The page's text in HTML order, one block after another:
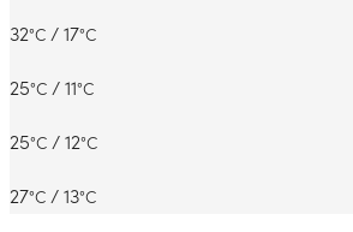
32°C / 17°C
25°C / 11°C
25°C / 12°C
27°C / 13°C